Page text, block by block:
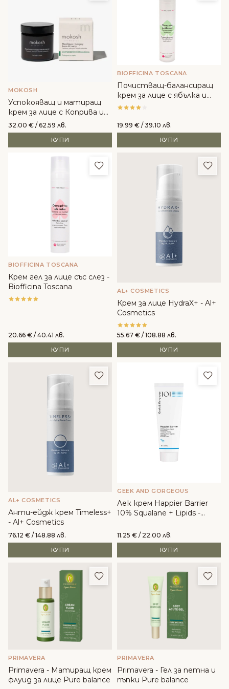
MOKOSH
Успокояващ и матиращ
крем за лице с Коприва и
Мента - Mokosh
32.00 € / 62.59 лв.
КУПИ
BIOFFICINA TOSCANA
Почистващ-балансиращ
крем за лице с ябълка и
мента - Biofficina Toscana
19.99 € / 39.10 лв.
КУПИ
Добави в любими
BIOFFICINA TOSCANA
Крем гел за лице със слез -
Biofficina Toscana
20.66 € / 40.41 лв.
КУПИ
AL+ COSMETICS
Крем за лице HydraX+ - Al+
Cosmetics
55.67 € / 108.88 лв.
КУПИ
Добави в любими
AL+ COSMETICS
Анти-ейдж крем Timeless+
- Al+ Cosmetics
76.12 € / 148.88 лв.
КУПИ
GEEK AND GORGEOUS
Лек крем Happier Barrier
10% Squalane + Lipids -
11.25 € / 22.00 лв.
КУПИ
Добави в любими
PRIMAVERA
Primavera - Матиращ крем
флуид за лице Pure balance
PRIMAVERA
Primavera - Гел за петна и
пъпки Pure balance